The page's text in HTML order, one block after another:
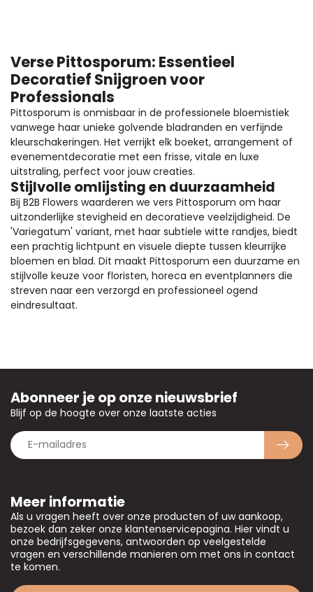
Verse Pittosporum: Essentieel
Decoratief Snijgroen voor
Professionals
Pittosporum is onmisbaar in de professionele bloemistiek
vanwege haar unieke golvende bladranden en verfijnde
kleurschakeringen. Het verrijkt elk boeket, arrangement of
evenementdecoratie met een frisse, vitale en luxe
uitstraling, perfect voor jouw creaties.
Stijlvolle omlijsting en duurzaamheid
Bij B2B Flowers waarderen we vers Pittosporum om haar
uitzonderlijke stevigheid en decoratieve veelzijdigheid. De
'Variegatum' variant, met haar subtiele witte randjes, biedt
een prachtig lichtpunt en visuele diepte tussen kleurrijke
bloemen en blad. Dit maakt Pittosporum een duurzame en
stijlvolle keuze voor floristen, horeca en eventplanners die
streven naar een verzorgd en professioneel ogend
eindresultaat.
Meer informatie
Als u vragen heeft over onze producten of uw aankoop,
bezoek dan zeker onze klantenservicepagina. Hier vindt u
onze bedrijfsgegevens, antwoorden op veelgestelde
vragen en verschillende manieren om met ons in contact
te komen.
Abonneer je op onze nieuwsbrief
Blijf op de hoogte over onze laatste acties